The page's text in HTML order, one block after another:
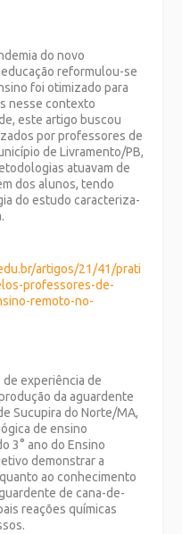
do novo
reformulou-se
foi otimizado para
nesse contexto
este artigo buscou
por professores de
de Livramento/PB,
atuavam de
dos alunos, tendo
do estudo caracteriza-
artigos/21/41/prati
professores-de-
remoto-no-
experiência de
da aguardente
Sucupira do Norte/MA,
de ensino
3° ano do Ensino
demonstrar a
ao conhecimento
de cana-de-
reações químicas